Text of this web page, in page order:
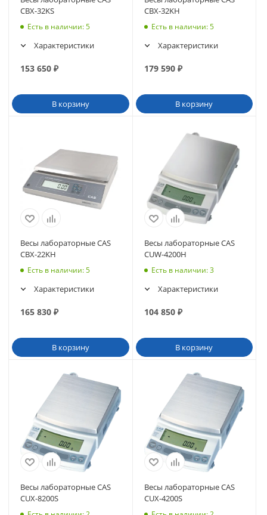
CBX-32KS
Есть в наличии: 5
Характеристики
153 650 ₽
В корзину
CBX-32KH
Есть в наличии: 5
Характеристики
179 590₽
В корзину
Весы лабораторные CAS
CBX-22KH
Есть в наличии: 5
Характеристики
165 830 ₽
В корзину
Весы лабораторные CAS
CUW-4200H
Есть в наличии: 3
Характеристики
104 850₽
В корзину
Весы лабораторные CAS
CUX-8200S
Весы лабораторные CAS
CUX-4200S